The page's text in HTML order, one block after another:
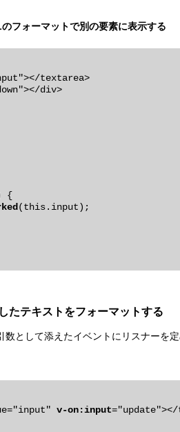
フォーマットで別の要素に表示する
textarea>
div>
(this.input);
たテキストをフォーマットする
数として添えたイベントにリスナーを定
v-on:input